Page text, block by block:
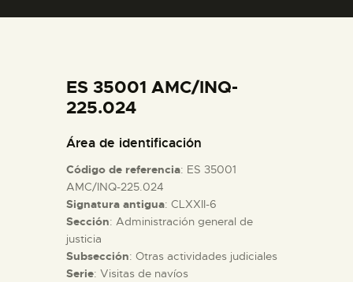
COLECCIONES
ESPAÑOL
PREPARAR LA VISITA
ACTIVIDADES
ES 35001 AMC/INQ-
225.024
Área de identificación
Código de referencia: ES 35001
AMC/INQ-225.024
Signatura antigua: CLXXII-6
Sección: Administración general de
justicia
Subsección: Otras actividades judiciales
Serie: Visitas de navíos